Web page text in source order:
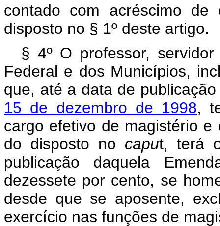
contado com acréscimo de
disposto no § 1º deste artigo.
§ 4º O professor,
Federal e dos Municípios,
que, até a data de
15 de dezembro de 1998,
cargo efetivo de magistério
do disposto no caput, terá
publicação daquela
dezessete por cento, se
desde que se aposente,
exercício nas funções de